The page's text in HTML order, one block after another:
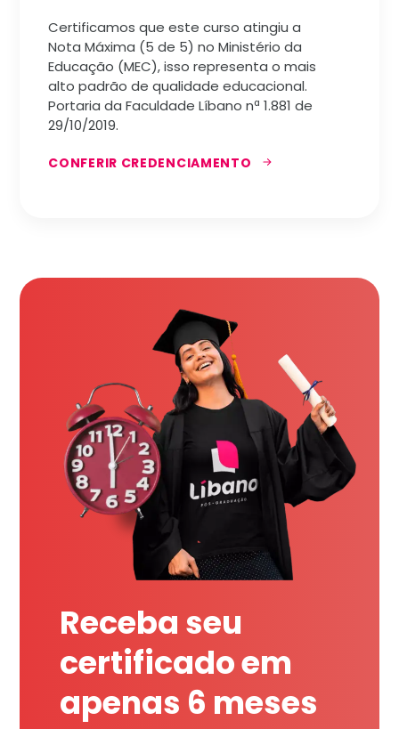
Certificamos que este curso atingiu a
Nota Máxima (5 de 5) no Ministério da
Educação (MEC), isso representa o mais
alto padrão de qualidade educacional.
Portaria da Faculdade Líbano nª 1.881 de
29/10/2019.
CONFERIR CREDENCIAMENTO
Receba seu
certificado em
apenas 6 meses